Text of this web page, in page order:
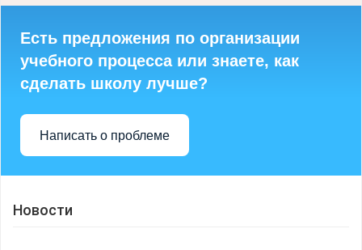
Есть предложения по организации
учебного процесса или знаете, как
сделать школу лучше?
Написать о проблеме
Новости